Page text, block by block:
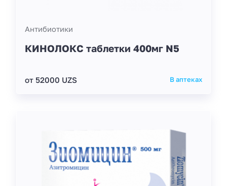
Антибиотики
КИНОЛОКС таблетки 400мг N5
от 52000 UZS В аптеках